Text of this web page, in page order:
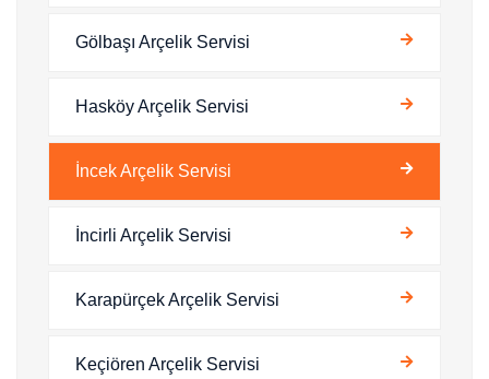
Gölbaşı Arçelik Servisi
Hasköy Arçelik Servisi
İncek Arçelik Servisi
İncirli Arçelik Servisi
Karapürçek Arçelik Servisi
Keçiören Arçelik Servisi